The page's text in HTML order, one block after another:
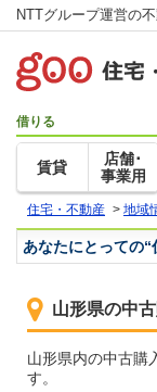
NTTグループ運営の
借りる
賃貸
店舗･
事業用
住宅・不動産 > 地域
あなたにとっての“
山形県の中
山形県内の中古購
す。